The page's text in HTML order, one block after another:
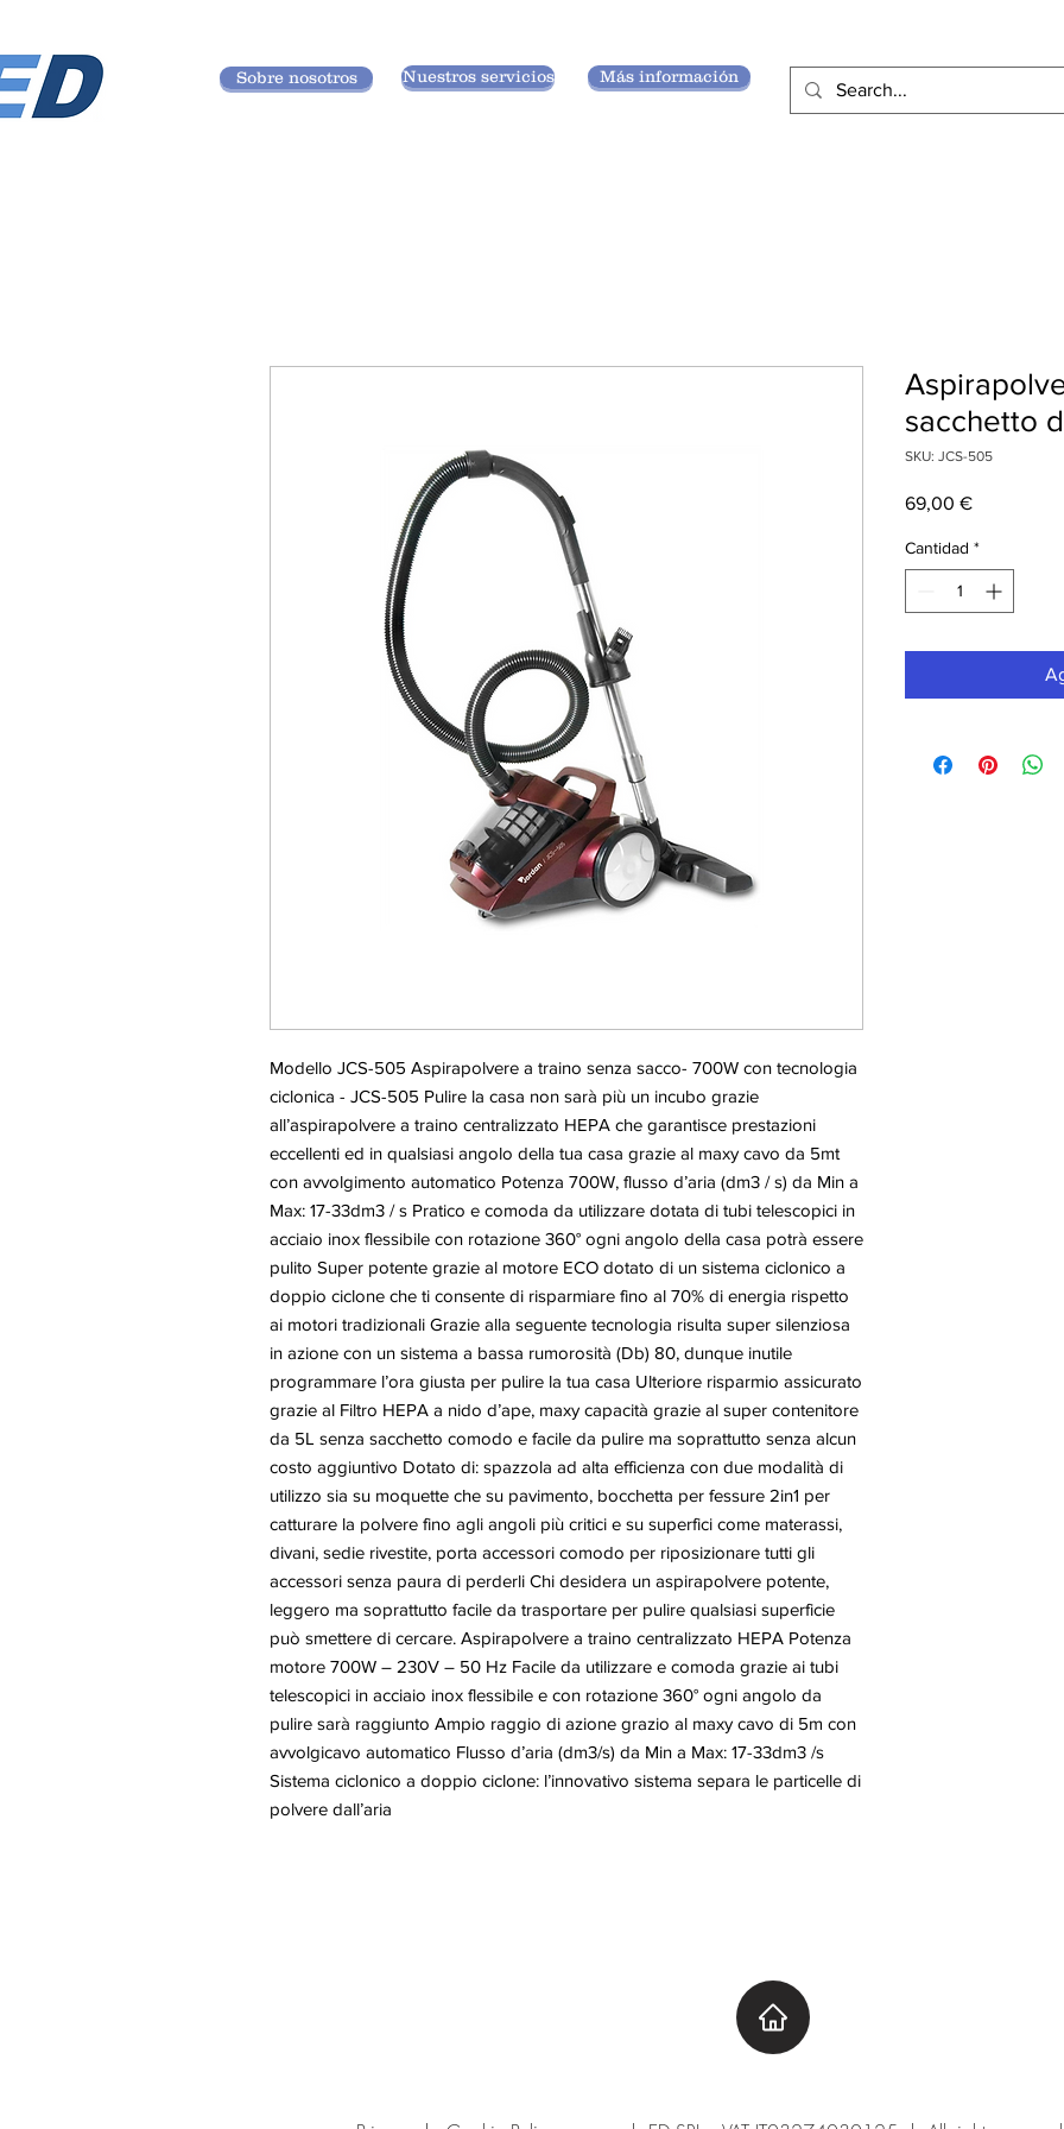
Sobre nosotros Nuestros servicios Más información
Modello JCS-505 Aspirapolvere a traino senza sacco- 700W con tecnologia
ciclonica - JCS-505 Pulire la casa non sarà più un incubo grazie
all’aspirapolvere a traino centralizzato HEPA che garantisce prestazioni
eccellenti ed in qualsiasi angolo della tua casa grazie al maxy cavo da 5mt
con avvolgimento automatico Potenza 700W, flusso d’aria (dm3 / s) da Min a
Max: 17-33dm3 / s Pratico e comoda da utilizzare dotata di tubi telescopici in
acciaio inox flessibile con rotazione 360° ogni angolo della casa potrà essere
pulito Super potente grazie al motore ECO dotato di un sistema ciclonico a
doppio ciclone che ti consente di risparmiare fino al 70% di energia rispetto
ai motori tradizionali Grazie alla seguente tecnologia risulta super silenziosa
in azione con un sistema a bassa rumorosità (Db) 80, dunque inutile
programmare l’ora giusta per pulire la tua casa Ulteriore risparmio assicurato
grazie al Filtro HEPA a nido d’ape, maxy capacità grazie al super contenitore
da 5L senza sacchetto comodo e facile da pulire ma soprattutto senza alcun
costo aggiuntivo Dotato di: spazzola ad alta efficienza con due modalità di
utilizzo sia su moquette che su pavimento, bocchetta per fessure 2in1 per
catturare la polvere fino agli angoli più critici e su superfici come materassi,
divani, sedie rivestite, porta accessori comodo per riposizionare tutti gli
accessori senza paura di perderli Chi desidera un aspirapolvere potente,
leggero ma soprattutto facile da trasportare per pulire qualsiasi superficie
può smettere di cercare. Aspirapolvere a traino centralizzato HEPA Potenza
motore 700W – 230V – 50 Hz Facile da utilizzare e comoda grazie ai tubi
telescopici in acciaio inox flessibile e con rotazione 360° ogni angolo da
pulire sarà raggiunto Ampio raggio di azione grazio al maxy cavo di 5m con
avvolgicavo automatico Flusso d’aria (dm3/s) da Min a Max: 17-33dm3 /s
Sistema ciclonico a doppio ciclone: l’innovativo sistema separa le particelle di
polvere dall’aria
sacchetto
SKU: JCS-505
69,00 €Precio
Cantidad *